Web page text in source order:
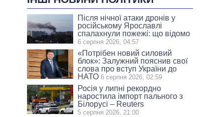
Після нічної атаки дронів у
російському Ярославлі
спалахнули пожежі: що відомо
6 серпня 2026, 04:57
«Потрібен новий силовий
блок»: Залужний пояснив свої
слова про вступ України до
НАТО 6 серпня 2026, 02:59
Росія у липні рекордно
наростила імпорт пального з
Білорусі – Reuters
5 серпня 2026, 21:00